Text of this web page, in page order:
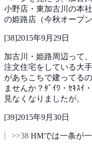
小野店・東加古川の本
の姫路店（今秋オープ
[38]2015年9月29日
加古川・姫路周辺って
注文住宅をしている大
があちこちで建ってる
ませんか？ﾀﾞｲﾜ・ｾｷｽｲ
見なくなりましたが。
[39]2015年9月30日
>>38 HMでは一条が